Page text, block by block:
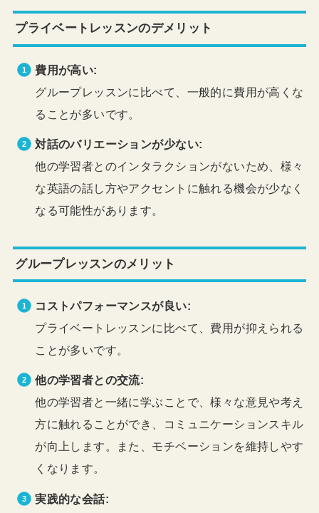
プライベートレッスンのデメリット
費用が高い:
グループレッスンに比べて、一般的に費用が高くな
ることが多いです。
対話のバリエーションが少ない:
他の学習者とのインタラクションがないため、様々
な英語の話し方やアクセントに触れる機会が少なく
なる可能性があります。
グループレッスンのメリット
コストパフォーマンスが良い:
プライベートレッスンに比べて、費用が抑えられる
ことが多いです。
他の学習者との交流:
他の学習者と一緒に学ぶことで、様々な意見や考え
方に触れることができ、コミュニケーションスキル
が向上します。また、モチベーションを維持しやす
くなります。
実践的な会話: